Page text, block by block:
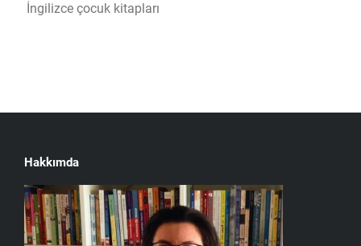
İngilizce çocuk kitapları
Hakkımda